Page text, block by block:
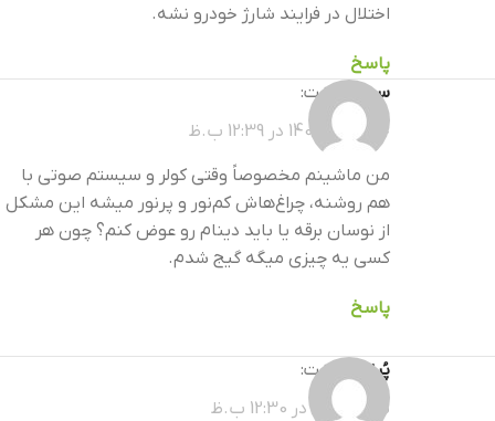
اختلال در فرایند شارژ خودرو نشه.
پاسخ
سهیل
گفت:
خرداد 29, 1405 در 12:39 ب.ظ
من ماشینم مخصوصاً وقتی کولر و سیستم صوتی با
هم روشنه، چراغ‌هاش کم‌نور و پرنور میشه این مشکل
از نوسان برقه یا باید دینام رو عوض کنم؟ چون هر
کسی یه چیزی میگه گیج شدم.
پاسخ
پُرنیک
گفت:
تیر 8, 1405 در 12:30 ب.ظ